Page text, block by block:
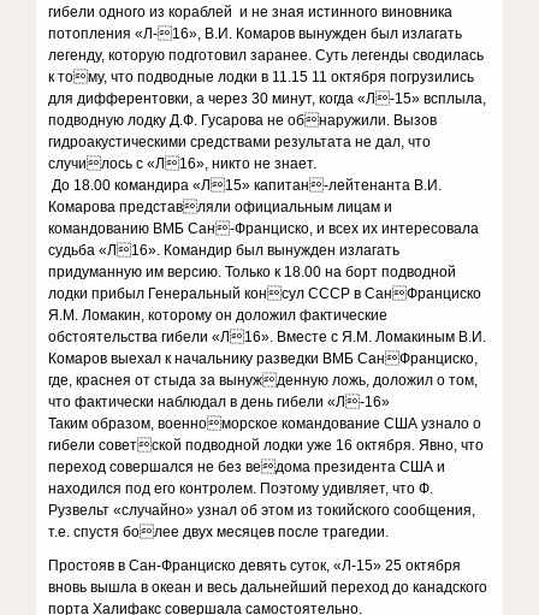
гибели одного из кораблей и не зная истинного виновника
потопления «Л-16», В.И. Комаров вынужден был излагать
легенду, которую подготовил заранее. Суть легенды сводилась
к тому, что подводные лодки в 11.15 11 октября погрузились
для дифферентовки, а через 30 минут, когда «Л-15» всплыла,
подводную лодку Д.Ф. Гусарова не обнаружили. Вызов
гидроакустическими средствами результата не дал, что
случилось с «Л16», никто не знает.
До 18.00 командира «Л15» капитан-лейтенанта В.И.
Комарова представляли официальным лицам и
командованию ВМБ Сан-Франциско, и всех их интересовала
судьба «Л16». Командир был вынужден излагать
придуманную им версию. Только к 18.00 на борт подводной
лодки прибыл Генеральный консул СССР в СанФранциско
Я.М. Ломакин, которому он доложил фактические
обстоятельства гибели «Л16». Вместе с Я.М. Ломакиным В.И.
Комаров выехал к начальнику разведки ВМБ СанФранциско,
где, краснея от стыда за вынужденную ложь, доложил о том,
что фактически наблюдал в день гибели «Л-16»
Таким образом, военноморское командование США узнало о
гибели советской подводной лодки уже 16 октября. Явно, что
переход совершался не без ведома президента США и
находился под его контролем. Поэтому удивляет, что Ф.
Рузвельт «случайно» узнал об этом из токийского сообщения,
т.е. спустя более двух месяцев после трагедии.
Простояв в Сан-Франциско девять суток, «Л-15» 25 октября
вновь вышла в океан и весь дальнейший переход до канадского
порта Халифакс совершала самостоятельно.